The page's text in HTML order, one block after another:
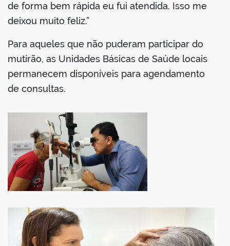
de forma bem rápida eu fui atendida. Isso me
deixou muito feliz.”
Para aqueles que não puderam participar do
mutirão, as Unidades Básicas de Saúde locais
permanecem disponíveis para agendamento
de consultas.